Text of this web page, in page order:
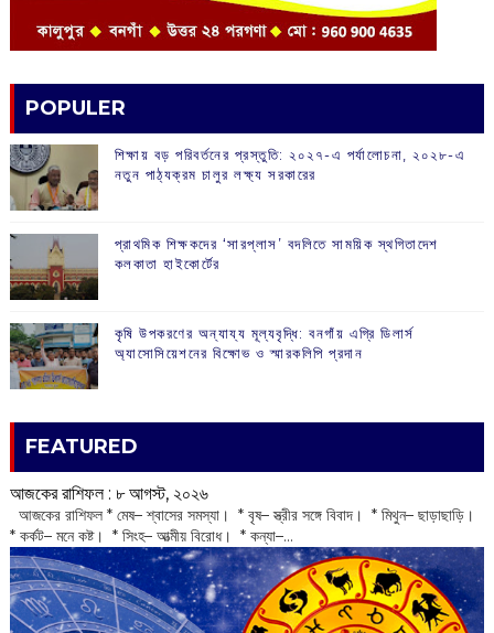
POPULER
শিক্ষায় বড় পরিবর্তনের প্রস্তুতি: ২০২৭-এ পর্যালোচনা, ২০২৮-এ
নতুন পাঠ্যক্রম চালুর লক্ষ্য সরকারের
প্রাথমিক শিক্ষকদের ‘সারপ্লাস’ বদলিতে সাময়িক স্থগিতাদেশ
কলকাতা হাইকোর্টের
কৃষি উপকরণের অন্যায্য মূল্যবৃদ্ধি: বনগাঁয় এগ্রি ডিলার্স
অ্যাসোসিয়েশনের বিক্ষোভ ও স্মারকলিপি প্রদান
FEATURED
আজকের রাশিফল :‌ ‌‌৮ আগস্ট, ২০২৬
‌ আজকের রাশিফল * মেষ– শ্বাসের সমস্যা। * বৃষ– স্ত্রীর সঙ্গে বিবাদ। * মিথুন– ছাড়াছাড়ি।
* কর্কট– মনে কষ্ট। * সিংহ– আত্মীয় বিরোধ। * কন্যা–...